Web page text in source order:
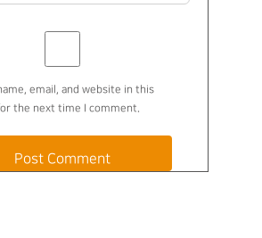
email, and website in this
the next time I comment.